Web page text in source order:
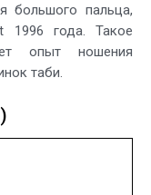
большого пальца,
1996 года. Такое
опыт ношения
таби.